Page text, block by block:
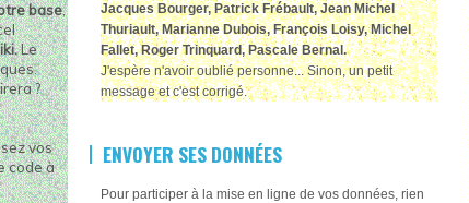
base,
Le
?
vos
code à
Jacques Bourger, Patrick Frébault, Jean Michel
Thuriault, Marianne Dubois, François Loisy, Michel
Fallet, Roger Trinquard, Pascale Bernal.
J'espère n'avoir oublié personne... Sinon, un petit
message et c'est corrigé.
ENVOYER SES DONNÉES
Pour participer à la mise en ligne de vos données, rien